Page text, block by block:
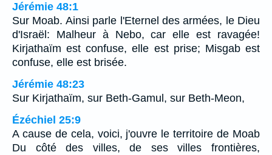
Jérémie 48:1
Sur Moab. Ainsi parle l'Eternel des armées, le Dieu
d'Israël: Malheur à Nebo, car elle est ravagée!
Kirjathaïm est confuse, elle est prise; Misgab est
confuse, elle est brisée.
Jérémie 48:23
Sur Kirjathaïm, sur Beth-Gamul, sur Beth-Meon,
Ézéchiel 25:9
A cause de cela, voici, j'ouvre le territoire de Moab
Du côté des villes, de ses villes frontières,